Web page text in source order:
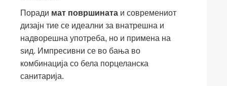
Поради мат површината и современиот
дизајн тие се идеални за внатрешна и
надворешна употреба, но и примена на
ѕид. Импресивни се во бања во
комбинација со бела порцеланска
санитарија.